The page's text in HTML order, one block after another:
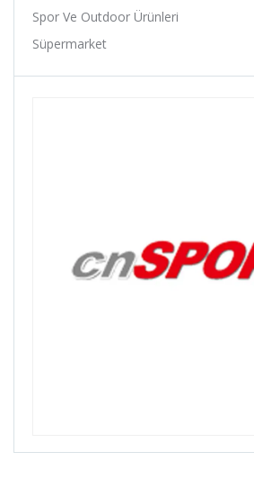
Baby Hope
Baradine
Bioefes
Spor Ve Outdoor Ürünleri
Süpermarket